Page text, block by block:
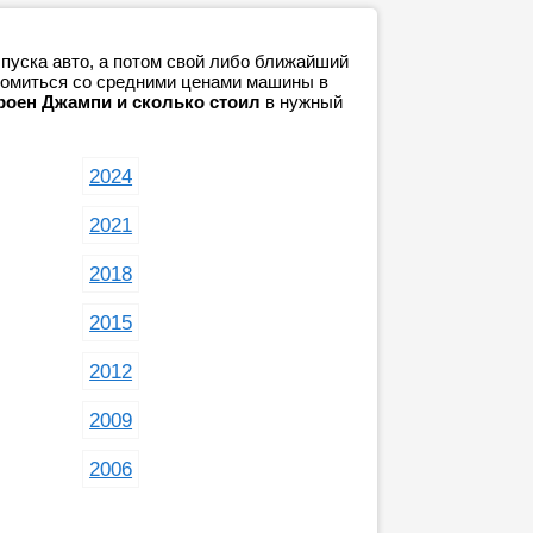
авто, а потом свой либо ближайший
со средними ценами машины в
Джампи и сколько стоил в нужный
2024
2021
2018
2015
2012
2009
2006